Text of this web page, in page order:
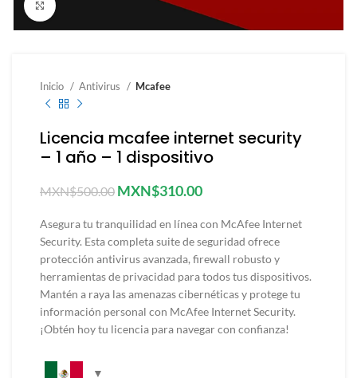
Inicio Antivirus Mcafee
Licencia mcafee internet security
– 1 año – 1 dispositivo
MXN$500.00 MXN$310.00
Asegura tu tranquilidad en línea con McAfee Internet
Security. Esta completa suite de seguridad ofrece
protección antivirus avanzada, firewall robusto y
herramientas de privacidad para todos tus dispositivos.
Mantén a raya las amenazas cibernéticas y protege tu
información personal con McAfee Internet Security.
¡Obtén hoy tu licencia para navegar con confianza!